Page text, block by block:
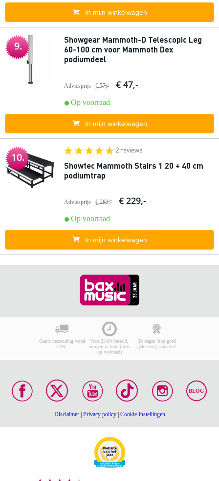
In mijn winkelwagen
9.
Showgear Mammoth-D Telescopic Leg
60-100 cm voor Mammoth Dex
podiumdeel
Adviesprijs € 57,- € 47,-
Op voorraad
In mijn winkelwagen
10.
2 reviews
Showtec Mammoth Stairs 1 20 + 40 cm
podiumtrap
Adviesprijs € 282,- € 229,-
Op voorraad
In mijn winkelwagen
Gratis verzending vanaf
€ 99,-
Voor 23:00 besteld,
morgen in huis (mits
op voorraad)
30 dagen 'niet goed
geld terug' garantie!
BLOG
Disclaimer| Privacy policy| Cookie-instellingen